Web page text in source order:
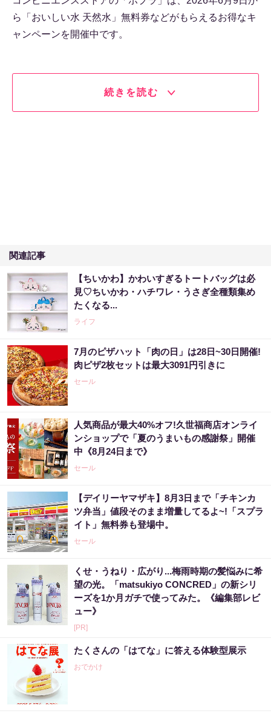
ら「おいしい水 天然水」無料券などがもらえるお得なキ
ャンペーンを開催中です。
続きを読む
関連記事
【ちいかわ】かわいすぎるトートバッグは必
見♡ちいかわ・ハチワレ・うさぎ全種類集め
たくなる...
ライフ
7月のピザハット「肉の日」は28日~30日開催!
肉ピザ2枚セットは最大3091円引きに
セール
人気商品が最大40%オフ!久世福商店オンライ
ンショップで「夏のうまいもの感謝祭」開催
中《8月24日まで》
セール
【デイリーヤマザキ】8月3日まで「チキンカ
ツ弁当」値段そのまま増量してるよ~!「スプラ
イト」無料券も登場中。
セール
くせ・うねり・広がり...梅雨時期の髪悩みに希
望の光。「matsukiyo CONCRED」の新シリ
ーズを1か月ガチで使ってみた。《編集部レビ
ュー》
[PR]
たくさんの「はてな」に答える体験型展示
おでかけ